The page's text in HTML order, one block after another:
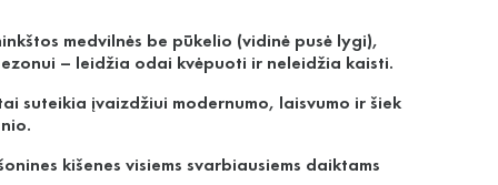
medvilnės be pūkelio (vidinė pusė lygi),
– leidžia odai kvėpuoti ir neleidžia kaisti.
suteikia įvaizdžiui modernumo, laisvumo ir šiek
kišenes visiems svarbiausiems daiktams